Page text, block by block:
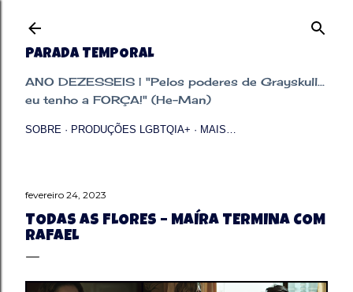
PARADA TEMPORAL
ANO DEZESSEIS | "Pelos poderes de Grayskull...
eu tenho a FORÇA!" (He-Man)
SOBRE PRODUÇÕES LGBTQIA+ MAIS…
fevereiro 24, 2023
TODAS AS FLORES – MAÍRA TERMINA COM
RAFAEL